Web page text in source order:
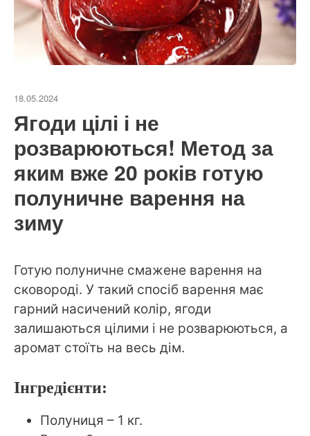
18.05.2024
Ягоди цілі і не
розварюються! Метод за
яким вже 20 років готую
полуничне варення на
зиму
Готую полуничне смажене варення на
сковороді. У такий спосіб варення має
гарний насичений колір, ягоди
залишаються цілими і не розварюються, а
аромат стоїть на весь дім.
Інгредієнти:
Полуниця – 1 кг.